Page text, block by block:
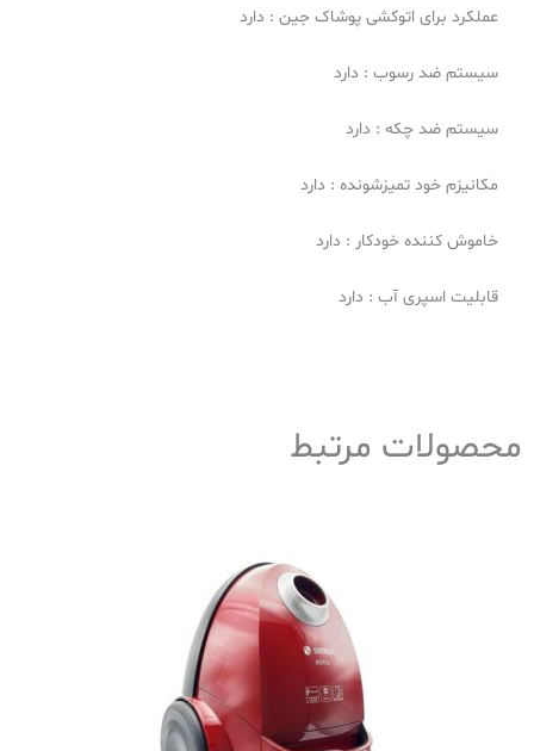
عملکرد برای اتوکشی پوشاک جین : دارد
سيستم ضد رسوب : دارد
سيستم ضد چكه : دارد
مكانيزم خود تميزشونده : دارد
خاموش کننده خودکار : دارد
قابلیت اسپری آب : دارد
محصولات مرتبط